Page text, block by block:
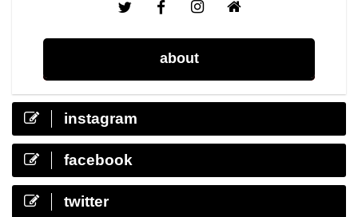
about
instagram
facebook
twitter